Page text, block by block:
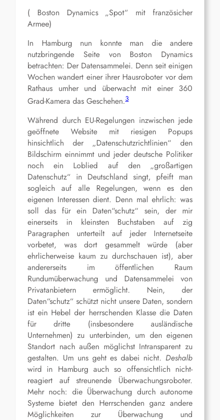
( Boston Dynamics „Spot“ mit französicher
Armee)
In Hamburg nun konnte man die andere
nutzbringende Seite von Boston Dynamics
betrachten: Der Datensammelei. Denn seit einigen
Wochen wandert einer ihrer Hausroboter vor dem
Rathaus umher und überwacht mit einer 360
Grad-Kamera das Geschehen.3
Während durch EU-Regelungen inzwischen jede
geöffnete Website mit riesigen Popups
hinsichtlich der „Datenschutzrichtlinien“ den
Bildschirm einnimmt und jeder deutsche Politiker
noch ein Loblied auf den „großartigen
Datenschutz“ in Deutschland singt, pfeift man
sogleich auf alle Regelungen, wenn es den
eigenen Interessen dient. Denn mal ehrlich: was
soll das für ein Daten“schutz“ sein, der mir
einerseits in kleinsten Buchstaben auf zig
Paragraphen unterteilt auf jeder Internetseite
vorbetet, was dort gesammelt würde (aber
ehrlicherweise kaum zu durchschauen ist), aber
andererseits im öffentlichen Raum
Rundumüberwachung und Datensammelei von
Privatanbietern ermöglicht. Nein, der
Daten“schutz“ schützt nicht unsere Daten, sondern
ist ein Hebel der herrschenden Klasse die Daten
für dritte (insbesondere ausländische
Unternehmen) zu unterbinden, um den eigenen
Standort nach außen möglichst Intransparent zu
gestalten. Um uns geht es dabei nicht. Deshalb
wird in Hamburg auch so offensichtlich nicht-
reagiert auf streunende Überwachungsroboter.
Mehr noch: die Überwachung durch autonome
Systeme bietet den Herrschenden ganz andere
Möglichkeiten zur Überwachung und